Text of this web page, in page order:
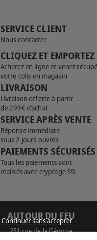
SERVICE CLIENT
Nous contacter
CLIQUEZ ET EMPORTEZ
Achetez en ligne et venez
votre colis en magasin
LIVRAISON
Livraison offerte à partir
de 299€ d’achat
SERVICE APRÈS VENTE
Réponse immédiate
sous 2 jours ouvrés
PAIEMENTS SÉCURISÉS
Tous les paiements sont
réalisés avec cryptage SSL
AUTOUR DU FEU
251 rue de la Génoise
Continuer sans accepter